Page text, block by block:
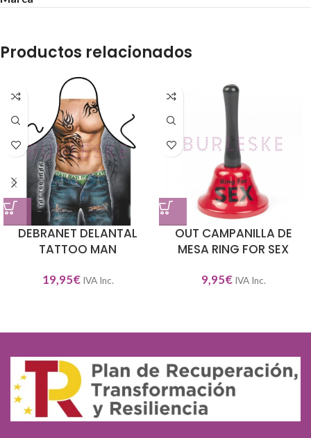
Productos relacionados
DEBRANET DELANTAL
TATTOO MAN
19,95€ IVA Inc.
OUT CAMPANILLA DE
MESA RING FOR SEX
9,95€ IVA Inc.